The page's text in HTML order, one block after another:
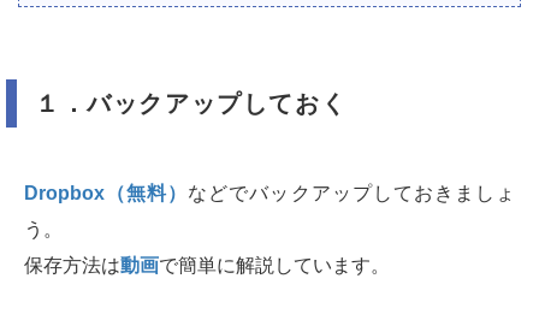
１．バックアップしておく
Dropbox（無料） などでバックアップしておきましょ
う。
保存方法は動画で簡単に解説しています。